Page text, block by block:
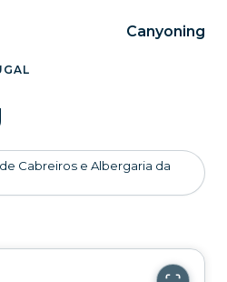
Canyoning
Cabreiros e Albergaria da